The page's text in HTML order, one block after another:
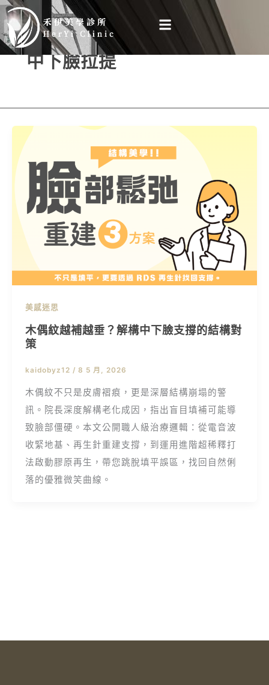
跳
至
主
中下臉拉提
美感迷思
木偶紋越補越垂？解構中下臉支撐的結構對
策
kaidobyz12 / 8 5 月, 2026
木偶紋不只是皮膚褶痕，更是深層結構崩塌的警
訊。院長深度解構老化成因，指出盲目填補可能導
致臉部僵硬。本文公開職人級治療邏輯：從電音波
收緊地基、再生針重建支撐，到運用進階超稀釋打
法啟動膠原再生，帶您跳脫填平誤區，找回自然俐
落的優雅微笑曲線。